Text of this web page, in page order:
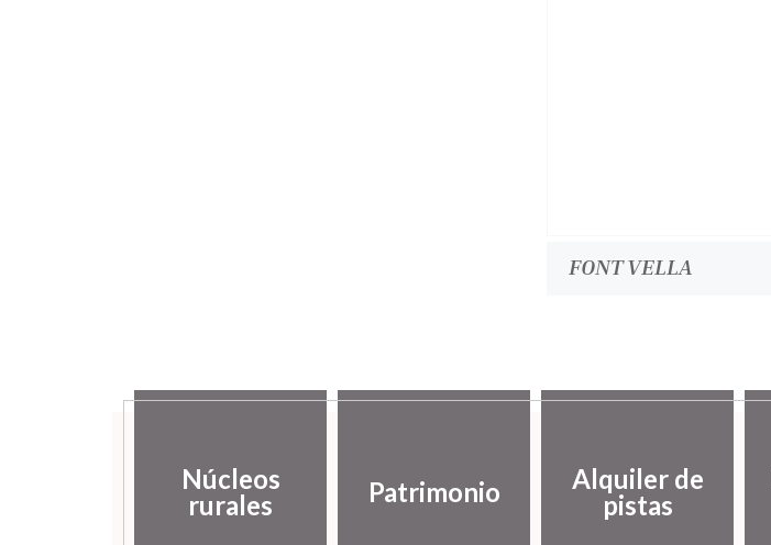
FONT VELLA
Núcleos
rurales
Patrimonio
Alquiler de
pistas